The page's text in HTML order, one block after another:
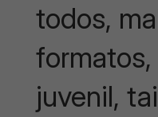
todos,
juvenil,